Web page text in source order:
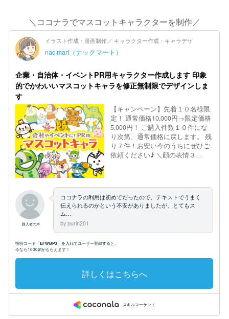
＼ココナラでマスコットキャラクターを制作／